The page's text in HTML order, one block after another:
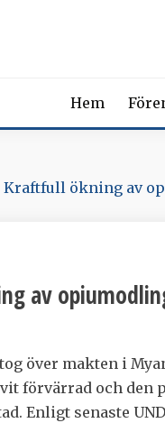
Hem
Kraftfull ökning av
av
över makten i
förvärrad och den
Enligt senaste